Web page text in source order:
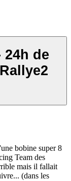
24h de
bobine super 8
Team des
mais il fallait
(dans les